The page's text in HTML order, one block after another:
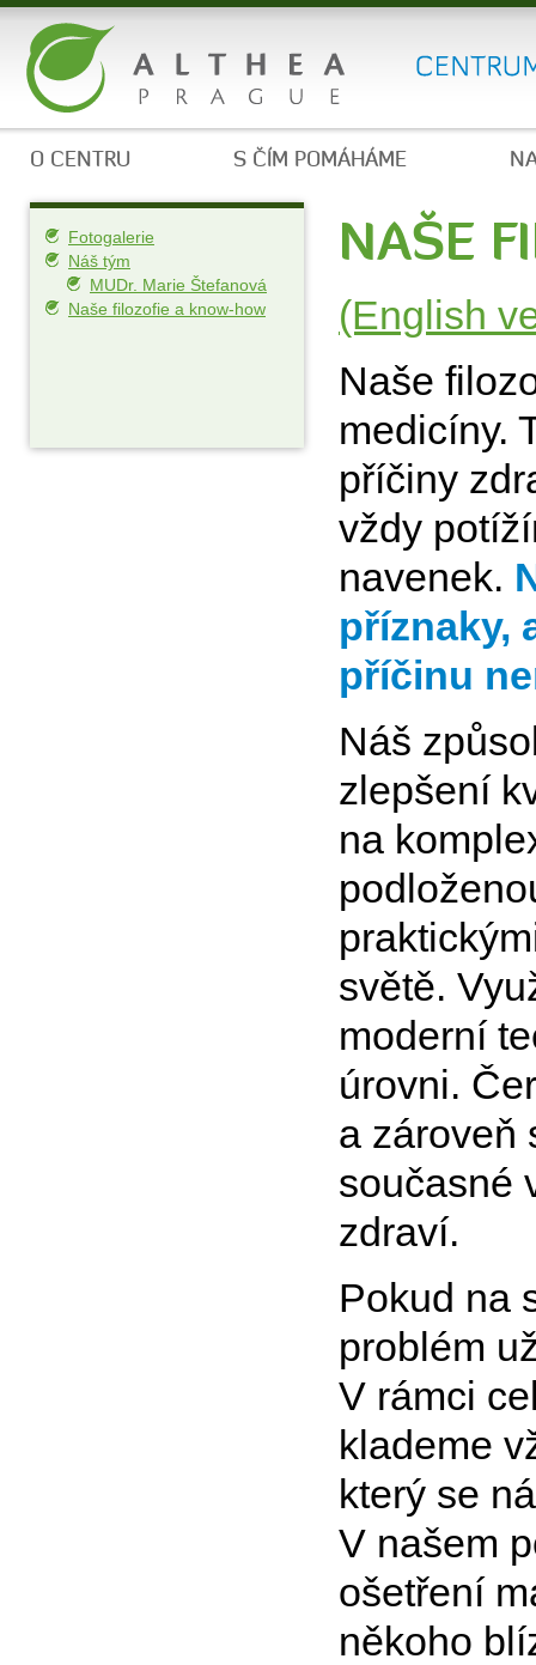
O CENTRU S ČÍM POMÁHÁME
NAŠE
Fotogalerie
Náš tým
MUDr. Marie Štefanová
Naše filozofie a know-how
(English
Naše
medicíny.
příčiny
vždy
navenek.
příznaky,
příčinu
Náš
zlepšení
na
světě.
moderní
úrovni.
a zároveň
současné
zdraví.
Pokud na
problém
V rámci
klademe
který se
V našem
ošetření
někoho